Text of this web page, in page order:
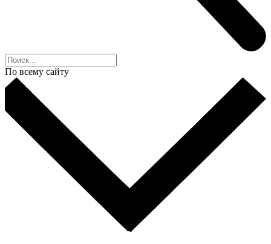
По всему сайту